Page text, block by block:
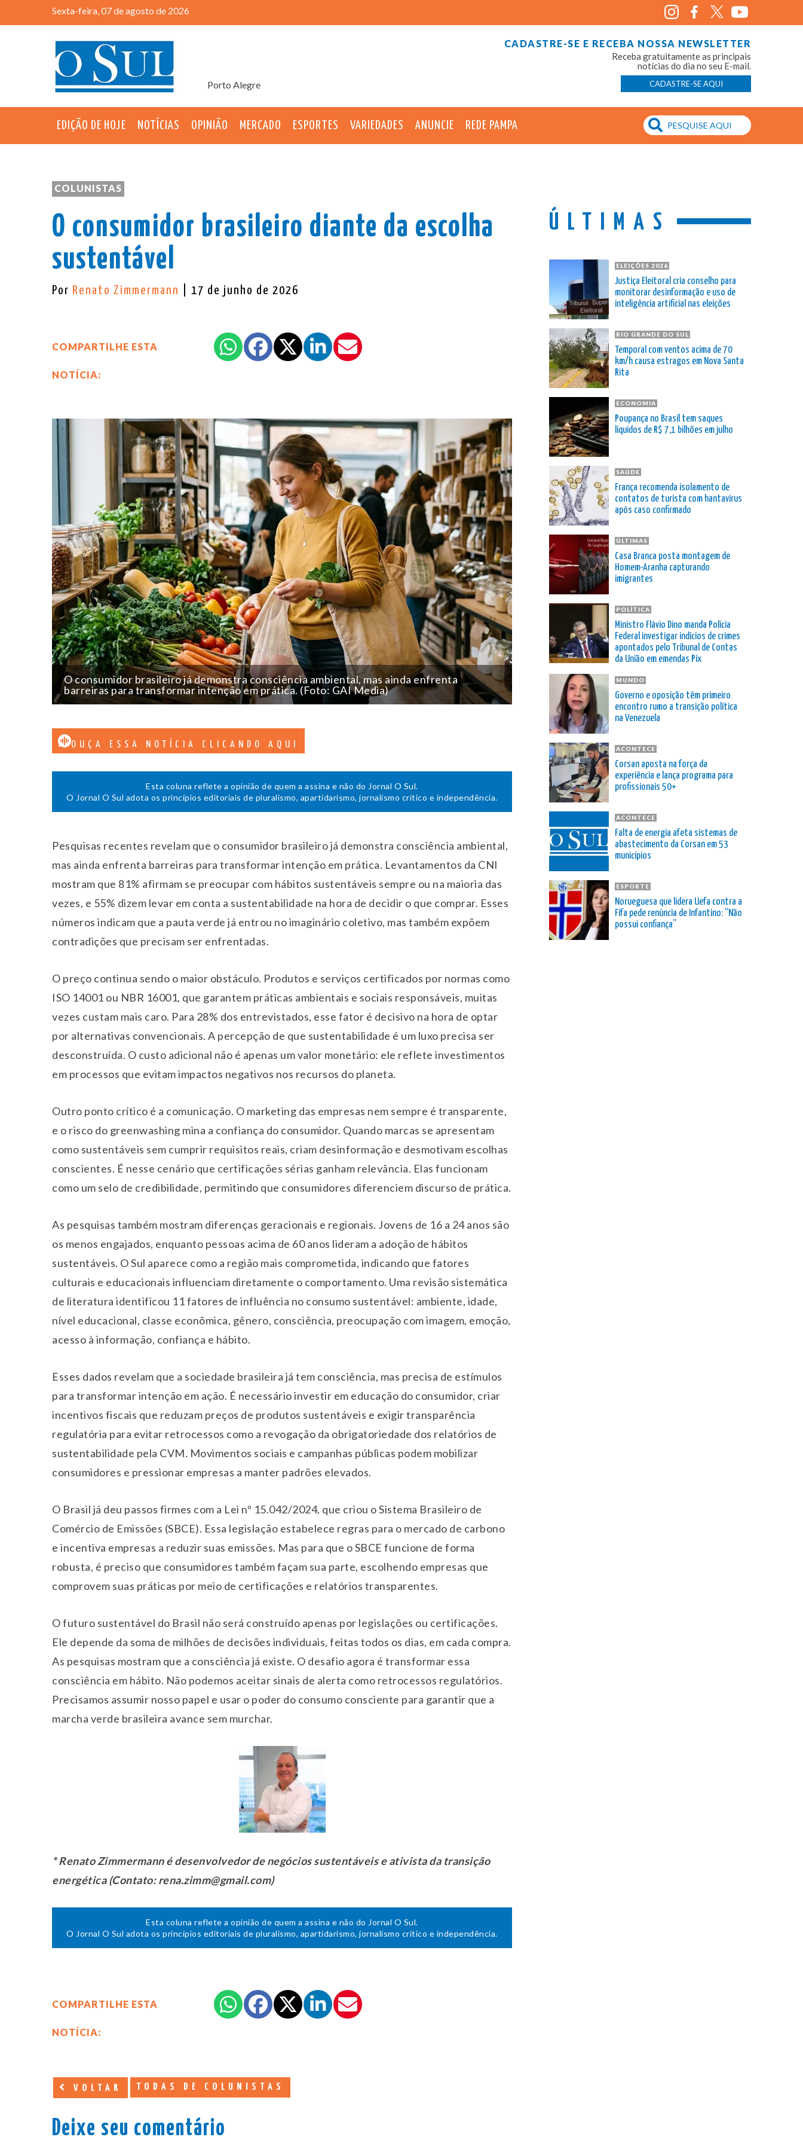
Sexta-feira, 07 de agosto de 2026
Porto Alegre
CADASTRE-SE E RECEBA NOSSA NEWSLETTER
Receba gratuitamente as principais
notícias do dia no seu E-mail.
CADASTRE-SE AQUI
EDIÇÃO DE HOJE NOTÍCIAS OPINIÃO MERCADO ESPORTES VARIEDADES ANUNCIE REDE PAMPA
COLUNISTAS
O consumidor brasileiro diante da escolha
sustentável
Por Renato Zimmermann | 17 de junho de 2026
COMPARTILHE ESTA
NOTÍCIA:
O consumidor brasileiro já demonstra consciência ambiental, mas ainda enfrenta
barreiras para transformar intenção em prática. (Foto: GAI Media)
OUÇA ESSA NOTÍCIA CLICANDO AQUI
Esta coluna reflete a opinião de quem a assina e não do Jornal O Sul.
O Jornal O Sul adota os princípios editoriais de pluralismo, apartidarismo, jornalismo crítico e independência.
Pesquisas recentes revelam que o consumidor brasileiro já demonstra consciência ambiental,
mas ainda enfrenta barreiras para transformar intenção em prática. Levantamentos da CNI
mostram que 81% afirmam se preocupar com hábitos sustentáveis sempre ou na maioria das
vezes, e 55% dizem levar em conta a sustentabilidade na hora de decidir o que comprar. Esses
números indicam que a pauta verde já entrou no imaginário coletivo, mas também expõem
contradições que precisam ser enfrentadas.
O preço continua sendo o maior obstáculo. Produtos e serviços certificados por normas como
ISO 14001 ou NBR 16001, que garantem práticas ambientais e sociais responsáveis, muitas
vezes custam mais caro. Para 28% dos entrevistados, esse fator é decisivo na hora de optar
por alternativas convencionais. A percepção de que sustentabilidade é um luxo precisa ser
desconstruída. O custo adicional não é apenas um valor monetário: ele reflete investimentos
em processos que evitam impactos negativos nos recursos do planeta.
Outro ponto crítico é a comunicação. O marketing das empresas nem sempre é transparente,
e o risco do greenwashing mina a confiança do consumidor. Quando marcas se apresentam
como sustentáveis sem cumprir requisitos reais, criam desinformação e desmotivam escolhas
conscientes. É nesse cenário que certificações sérias ganham relevância. Elas funcionam
como um selo de credibilidade, permitindo que consumidores diferenciem discurso de prática.
As pesquisas também mostram diferenças geracionais e regionais. Jovens de 16 a 24 anos são
os menos engajados, enquanto pessoas acima de 60 anos lideram a adoção de hábitos
sustentáveis. O Sul aparece como a região mais comprometida, indicando que fatores
culturais e educacionais influenciam diretamente o comportamento. Uma revisão sistemática
de literatura identificou 11 fatores de influência no consumo sustentável: ambiente, idade,
nível educacional, classe econômica, gênero, consciência, preocupação com imagem, emoção,
acesso à informação, confiança e hábito.
Esses dados revelam que a sociedade brasileira já tem consciência, mas precisa de estímulos
para transformar intenção em ação. É necessário investir em educação do consumidor, criar
incentivos fiscais que reduzam preços de produtos sustentáveis e exigir transparência
regulatória para evitar retrocessos como a revogação da obrigatoriedade dos relatórios de
sustentabilidade pela CVM. Movimentos sociais e campanhas públicas podem mobilizar
consumidores e pressionar empresas a manter padrões elevados.
O Brasil já deu passos firmes com a Lei nº 15.042/2024, que criou o Sistema Brasileiro de
Comércio de Emissões (SBCE). Essa legislação estabelece regras para o mercado de carbono
e incentiva empresas a reduzir suas emissões. Mas para que o SBCE funcione de forma
robusta, é preciso que consumidores também façam sua parte, escolhendo empresas que
comprovem suas práticas por meio de certificações e relatórios transparentes.
O futuro sustentável do Brasil não será construído apenas por legislações ou certificações.
Ele depende da soma de milhões de decisões individuais, feitas todos os dias, em cada compra.
As pesquisas mostram que a consciência já existe. O desafio agora é transformar essa
consciência em hábito. Não podemos aceitar sinais de alerta como retrocessos regulatórios.
Precisamos assumir nosso papel e usar o poder do consumo consciente para garantir que a
marcha verde brasileira avance sem murchar.
* Renato Zimmermann é desenvolvedor de negócios sustentáveis e ativista da transição
energética (Contato: rena.zimm@gmail.com)
Esta coluna reflete a opinião de quem a assina e não do Jornal O Sul.
O Jornal O Sul adota os princípios editoriais de pluralismo, apartidarismo, jornalismo crítico e independência.
COMPARTILHE ESTA
NOTÍCIA:
VOLTAR TODAS DE COLUNISTAS
Deixe seu comentário
ÚLTIMAS
ELEIÇÕES 2026
Justiça Eleitoral cria conselho para
monitorar desinformação e uso de
inteligência artificial nas eleições
RIO GRANDE DO SUL
Temporal com ventos acima de 70
km/h causa estragos em Nova Santa
Rita
ECONOMIA
Poupança no Brasil tem saques
líquidos de R$ 7,1 bilhões em julho
SAÚDE
França recomenda isolamento de
contatos de turista com hantavírus
após caso confirmado
ÚLTIMAS
Casa Branca posta montagem de
Homem-Aranha capturando
imigrantes
POLÍTICA
Ministro Flávio Dino manda Polícia
Federal investigar indícios de crimes
apontados pelo Tribunal de Contas
da União em emendas Pix
MUNDO
Governo e oposição têm primeiro
encontro rumo a transição política
na Venezuela
ACONTECE
Corsan aposta na força da
experiência e lança programa para
profissionais 50+
ACONTECE
Falta de energia afeta sistemas de
abastecimento da Corsan em 53
municípios
ESPORTE
Norueguesa que lidera Uefa contra a
Fifa pede renúncia de Infantino: “Não
possui confiança”